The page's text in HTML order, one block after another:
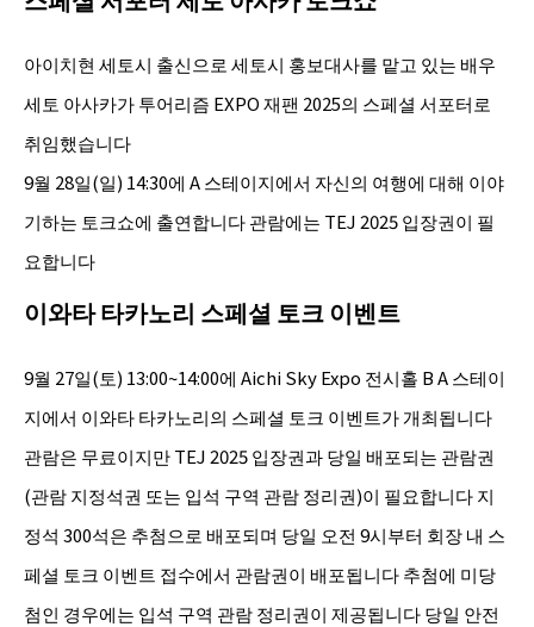
아이치현 세토시 출신으로 세토시 홍보대사를 맡고 있는 배우
세토 아사카가 투어리즘 EXPO 재팬 2025의 스페셜 서포터로
취임했습니다
9월 28일(일) 14:30에 A 스테이지에서 자신의 여행에 대해 이야
기하는 토크쇼에 출연합니다 관람에는 TEJ 2025 입장권이 필
요합니다
이와타 타카노리 스페셜 토크 이벤트
9월 27일(토) 13:00~14:00에 Aichi Sky Expo 전시홀 B A 스테이
지에서 이와타 타카노리의 스페셜 토크 이벤트가 개최됩니다
관람은 무료이지만 TEJ 2025 입장권과 당일 배포되는 관람권
(관람 지정석권 또는 입석 구역 관람 정리권)이 필요합니다 지
정석 300석은 추첨으로 배포되며 당일 오전 9시부터 회장 내 스
페셜 토크 이벤트 접수에서 관람권이 배포됩니다 추첨에 미당
첨인 경우에는 입석 구역 관람 정리권이 제공됩니다 당일 안전